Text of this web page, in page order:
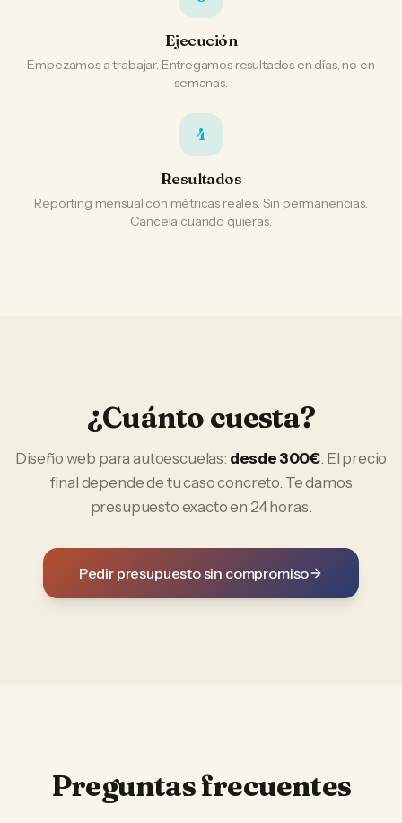
Ejecución
Empezamos a trabajar. Entregamos resultados en días, no en
semanas.
4
Resultados
Reporting mensual con métricas reales. Sin permanencias.
Cancela cuando quieras.
¿Cuánto cuesta?
Diseño web paraautoescuelas: desde 300€. El precio
final depende de tu caso concreto. Te damos
presupuesto exacto en 24 horas.
Pedir presupuesto sin compromiso
Preguntas frecuentes